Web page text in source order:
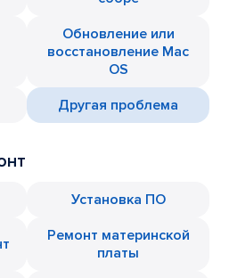
Обновление или
восстановление Mac
OS
Другая проблема
Установка ПО
Ремонт материнской
платы